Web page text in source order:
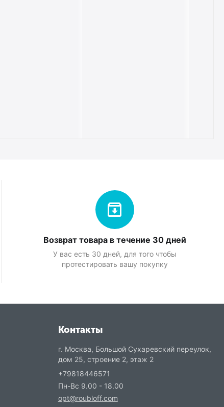
Возврат товара в течение 30 дней
У вас есть 30 дней, для того чтобы
протестировать вашу покупку
Контакты
г. Москва, Большой Сухаревский переулок,
дом 25, строение 2, этаж 2
+79818446571
Пн-Вс 9.00 - 18.00
opt@roubloff.com